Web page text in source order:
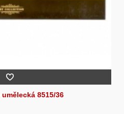
8515/36